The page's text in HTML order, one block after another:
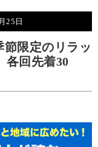
25日
節限定のリラッ
各回先着30